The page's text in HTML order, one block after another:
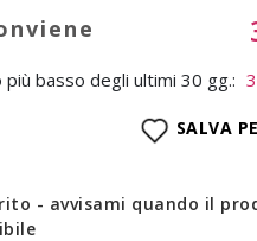
basso degli ultimi 30 gg.:
SALVA
- avvisami quando il